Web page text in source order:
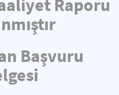
Raporu
Başvuru